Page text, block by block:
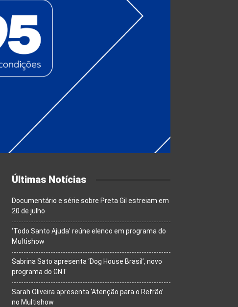
Últimas Notícias
Documentário e série sobre Preta Gil estreiam em
20 de julho
‘Todo Santo Ajuda’ reúne elenco em programa do
Multishow
Sabrina Sato apresenta ‘Dog House Brasil’, novo
programa do GNT
Sarah Oliveira apresenta ‘Atenção para o Refrão’
no Multishow